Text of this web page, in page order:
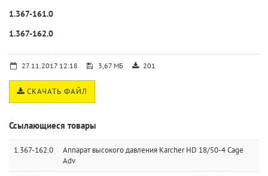
1.367-161.0
1.367-162.0
27.11.2017 12:18 3,67 МБ 201
СКАЧАТЬ ФАЙЛ
Ссылающиеся товары
1.367-162.0
Аппарат высокого давления Karcher HD 18/50-4 Cage
Adv